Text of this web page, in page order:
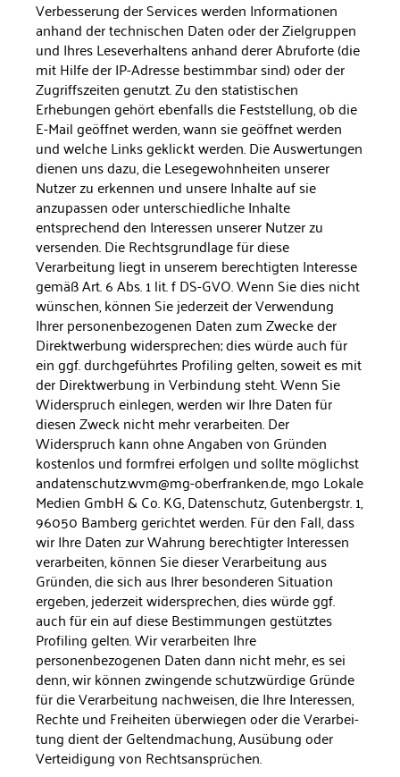
Verbesserung der Services werden Informationen
anhand der technischen Daten oder der Zielgruppen
und Ihres Leseverhaltens anhand derer Abruforte (die
mit Hilfe der IP-Adresse bestimmbar sind) oder der
Zugriffs­zeiten genutzt. Zu den statistischen
Erhebungen gehört ebenfalls die Feststellung, ob die
E-Mail geöffnet werden, wann sie geöffnet werden
und welche Links geklickt werden. Die Auswertungen
die­nen uns dazu, die Lesegewohnheiten unserer
Nutzer zu erkennen und unsere Inhalte auf sie
anzupassen oder unterschiedliche In­halte
entsprechend den Interessen unserer Nutzer zu
versenden. Die Rechtsgrundlage für diese
Verarbeitung liegt in unserem be­rechtigten Interesse
gemäß Art. 6 Abs. 1 lit. f DS-GVO. Wenn Sie dies nicht
wünschen, können Sie jederzeit der Verwendung
Ihrer personenbezogenen Daten zum Zwecke der
Direktwerbung wi­dersprechen; dies würde auch für
ein ggf. durchgeführtes Profiling gelten, soweit es mit
der Direktwerbung in Verbindung steht. Wenn Sie
Widerspruch einlegen, werden wir Ihre Daten für
diesen Zweck nicht mehr verarbeiten. Der
Widerspruch kann ohne Angaben von Gründen
kostenlos und formfrei erfolgen und sollte möglichst
andatenschutz.wvm@mg-oberfranken.de, mgo Lokale
Medien GmbH & Co. KG, Datenschutz, Gutenbergstr. 1,
96050 Bamberg gerichtet werden. Für den Fall, dass
wir Ihre Daten zur Wahrung berechtigter Interessen
verarbeiten, können Sie dieser Verarbeitung aus
Grün­den, die sich aus Ihrer besonderen Situation
ergeben, jederzeit wi­dersprechen, dies würde ggf.
auch für ein auf diese Bestimmungen gestütztes
Profiling gelten. Wir verarbeiten Ihre
personenbezoge­nen Daten dann nicht mehr, es sei
denn, wir können zwingende schutzwürdige Gründe
für die Verarbeitung nachweisen, die Ihre Interessen,
Rechte und Freiheiten überwiegen oder die Verarbei­
tung dient der Geltendmachung, Ausübung oder
Verteidigung von Rechtsansprüchen.